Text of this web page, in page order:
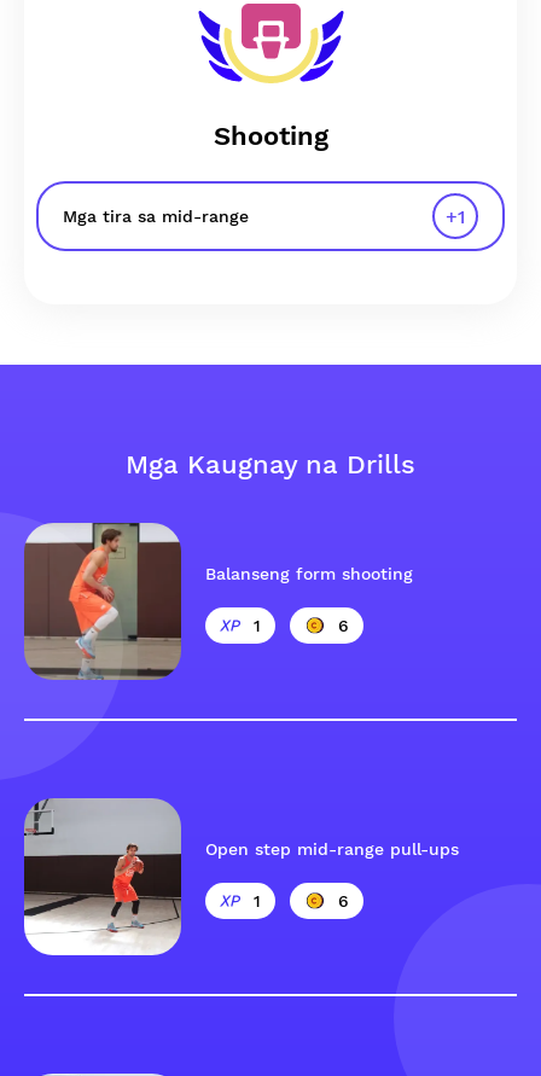
Shooting
Mga tira sa mid-range +1
Mga Kaugnay na Drills
Balanseng form shooting
1 6
Open step mid-range pull-ups
1 6